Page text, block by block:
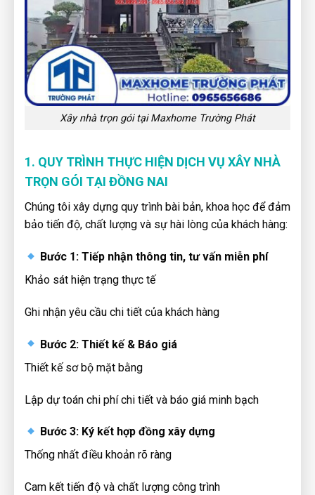
Xây nhà trọn gói tại Maxhome Trường Phát
1. QUY TRÌNH THỰC HIỆN DỊCH VỤ XÂY NHÀ
TRỌN GÓI TẠI ĐỒNG NAI
Chúng tôi xây dựng quy trình bài bản, khoa học để đảm
bảo tiến độ, chất lượng và sự hài lòng của khách hàng:
Bước 1: Tiếp nhận thông tin, tư vấn miễn phí
Khảo sát hiện trạng thực tế
Ghi nhận yêu cầu chi tiết của khách hàng
Bước 2: Thiết kế & Báo giá
Thiết kế sơ bộ mặt bằng
Lập dự toán chi phí chi tiết và báo giá minh bạch
Bước 3: Ký kết hợp đồng xây dựng
Thống nhất điều khoản rõ ràng
Cam kết tiến độ và chất lượng công trình